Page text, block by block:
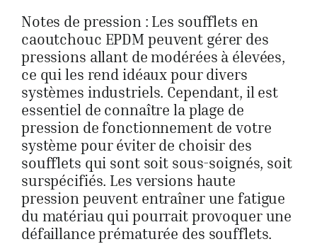
Notes de pression : Les soufflets en
caoutchouc EPDM peuvent gérer des
pressions allant de modérées à élevées,
ce qui les rend idéaux pour divers
systèmes industriels. Cependant, il est
essentiel de connaître la plage de
pression de fonctionnement de votre
système pour éviter de choisir des
soufflets qui sont soit sous-soignés, soit
surspécifiés. Les versions haute
pression peuvent entraîner une fatigue
du matériau qui pourrait provoquer une
défaillance prématurée des soufflets.